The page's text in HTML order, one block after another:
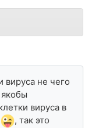
вируса не чего
вируса в
, так это